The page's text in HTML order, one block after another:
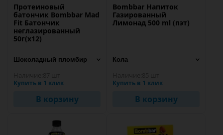
Протеиновый
батончик Bombbar Mad
Fit Батончик
неглазированный
50г(x12)
Купить в 1 клик
В корзину
Bombbar Напиток
Газированный
Лимонад 500 ml (пэт)
Купить в 1 клик
В корзину